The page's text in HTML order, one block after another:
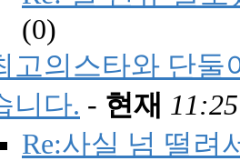
(0)
고의스타와 단둘
니다. - 현재
Re:사실 넘 떨려